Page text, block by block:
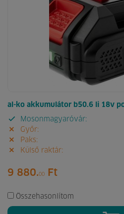
al-ko akkumulátor b50.6 li 18v
Mosonmagyaróvár:
Győr:
Paks:
Külső raktár:
9 880.00 Ft
Összehasonlítom